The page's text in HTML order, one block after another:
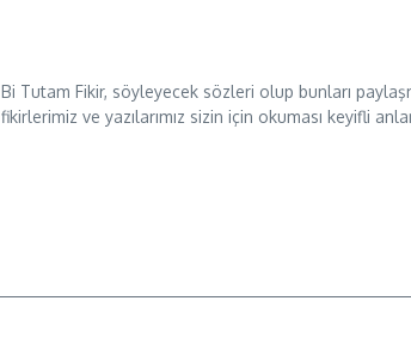
Bi Tutam Fikir, söyleyecek sözleri olup bunları
fikirlerimiz ve yazılarımız sizin için okuması keyifli